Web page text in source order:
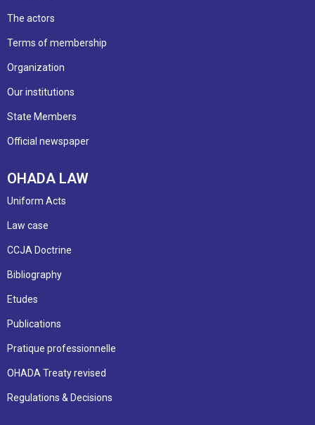
The actors
Terms of membership
Organization
Our institutions
State Members
Official newspaper
OHADA LAW
Uniform Acts
Law case
CCJA Doctrine
Bibliography
Etudes
Publications
Pratique professionnelle
OHADA Treaty revised
Regulations & Decisions